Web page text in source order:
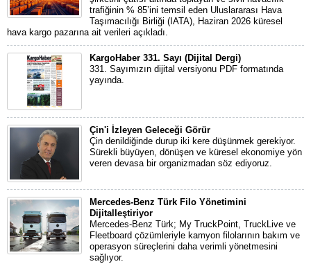
trafiğinin % 85’ini temsil eden Uluslararası Hava
Taşımacılığı Birliği (IATA), Haziran 2026 küresel
hava kargo pazarına ait verileri açıkladı.
KargoHaber 331. Sayı (Dijital Dergi)
331. Sayımızın dijital versiyonu PDF formatında
yayında.
Çin'i İzleyen Geleceği Görür
Çin denildiğinde durup iki kere düşünmek gerekiyor.
Sürekli büyüyen, dönüşen ve küresel ekonomiye yön
veren devasa bir organizmadan söz ediyoruz.
Mercedes-Benz Türk Filo Yönetimini
Dijitalleştiriyor
Mercedes-Benz Türk; My TruckPoint, TruckLive ve
Fleetboard çözümleriyle kamyon filolarının bakım ve
operasyon süreçlerini daha verimli yönetmesini
sağlıyor.